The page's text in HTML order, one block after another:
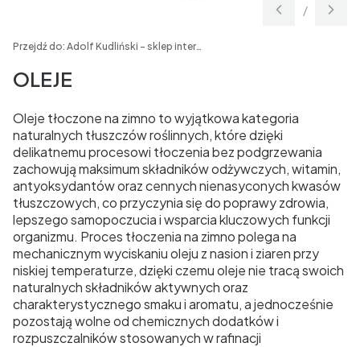
Slajd
/
z
Przejdź do: Adolf Kudliński - sklep internetowy
OLEJE
Oleje tłoczone na zimno to wyjątkowa kategoria
naturalnych tłuszczów roślinnych, które dzięki
delikatnemu procesowi tłoczenia bez podgrzewania
zachowują maksimum składników odżywczych, witamin,
antyoksydantów oraz cennych nienasyconych kwasów
tłuszczowych, co przyczynia się do poprawy zdrowia,
lepszego samopoczucia i wsparcia kluczowych funkcji
organizmu. Proces tłoczenia na zimno polega na
mechanicznym wyciskaniu oleju z nasion i ziaren przy
niskiej temperaturze, dzięki czemu oleje nie tracą swoich
naturalnych składników aktywnych oraz
charakterystycznego smaku i aromatu, a jednocześnie
pozostają wolne od chemicznych dodatków i
rozpuszczalników stosowanych w rafinacji